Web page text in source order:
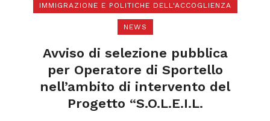
IMMIGRAZIONE E POLITICHE DELL'ACCOGLIENZA
NEWS
Avviso di selezione pubblica
per Operatore di Sportello
nell’ambito di intervento del
Progetto “S.O.L.E.I.L.